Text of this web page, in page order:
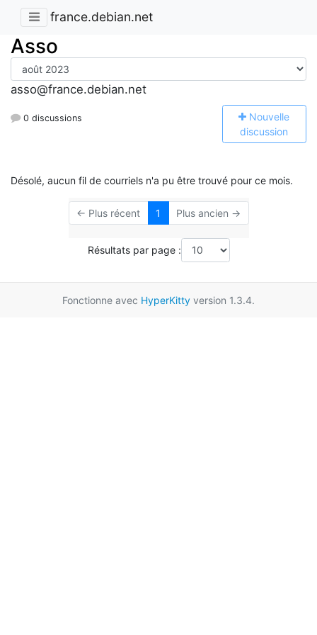
france.debian.net
Asso
asso@france.debian.net
0 discussions Nouvelle
discussion
Désolé, aucun fil de courriels n'a pu être trouvé pour ce mois.
← Plus récent 1 Plus ancien →
Résultats par page :
Fonctionne avec HyperKitty version 1.3.4.